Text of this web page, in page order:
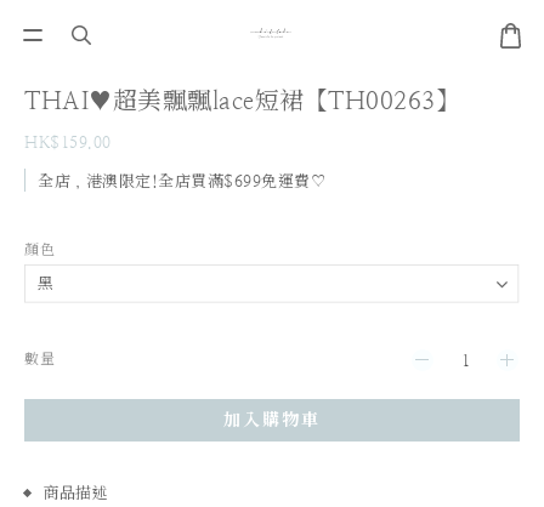
THAI♥超美飄飄lace短裙【TH00263】
HK$159.00
全店，港澳限定!全店買滿$699免運費♡
顏色
數量
加入購物車
商品描述